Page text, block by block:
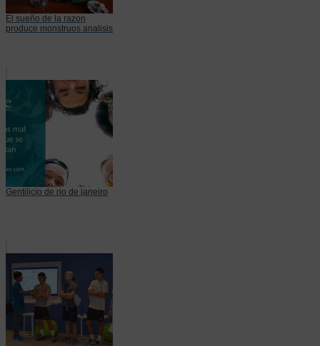
El sueño de la razon
produce monstruos analisis
Gentilicio de rio de janeiro